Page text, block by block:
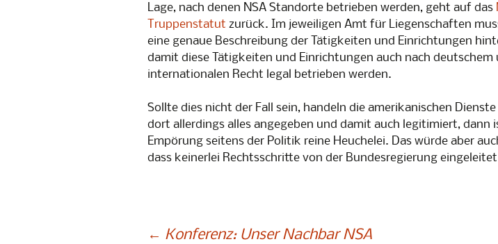
Lage, nach denen NSA Standorte betrieben werden, geht auf das
Truppenstatut zurück. Im jeweiligen Amt für Liegenschaften
eine genaue Beschreibung der Tätigkeiten und Einrichtungen
damit diese Tätigkeiten und Einrichtungen auch nach deutschem
internationalen Recht legal betrieben werden.
Sollte dies nicht der Fall sein, handeln die amerikanischen
dort allerdings alles angegeben und damit auch legitimiert, dann
Empörung seitens der Politik reine Heuchelei. Das würde aber
dass keinerlei Rechtsschritte von der Bundesregierung
← Konferenz: Unser Nachbar NSA